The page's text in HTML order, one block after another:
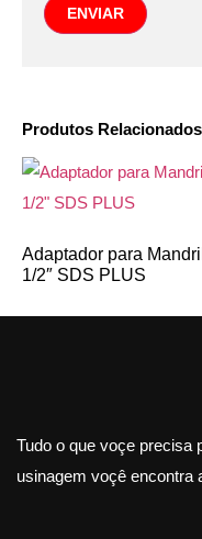
Produtos Relacionados
Adaptador para Mandril
1/2″ SDS PLUS
Tudo o que voçe precisa
usinagem voçê encontra